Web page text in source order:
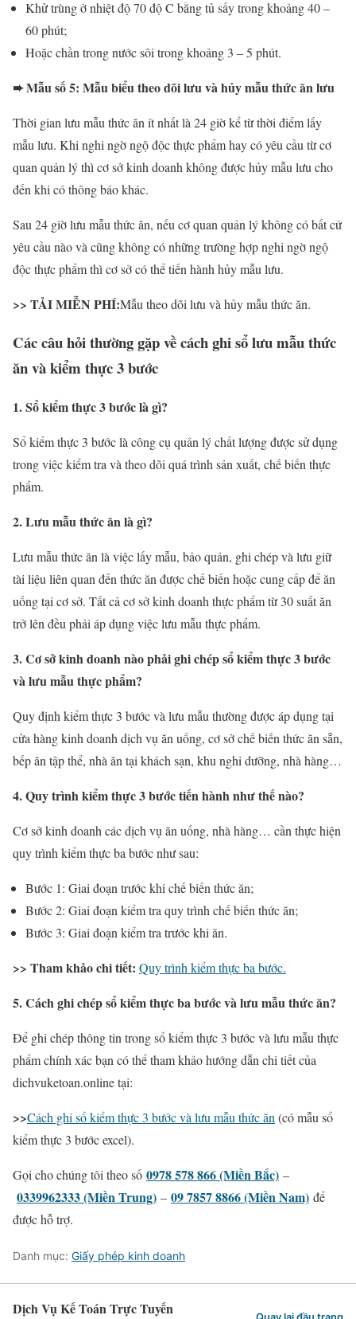
Khử trùng ở nhiệt độ 70 độ C bằng tủ sấy trong khoảng 40 –
60 phút;
Hoặc chần trong nước sôi trong khoảng 3 – 5 phút.
➨ Mẫu số 5: Mẫu biểu theo dõi lưu và hủy mẫu thức ăn lưu
Thời gian lưu mẫu thức ăn ít nhất là 24 giờ kể từ thời điểm lấy
mẫu lưu. Khi nghi ngờ ngộ độc thực phẩm hay có yêu cầu từ cơ
quan quản lý thì cơ sở kinh doanh không được hủy mẫu lưu cho
đến khi có thông báo khác.
Sau 24 giờ lưu mẫu thức ăn, nếu cơ quan quản lý không có bất cứ
yêu cầu nào và cũng không có những trường hợp nghi ngờ ngộ
độc thực phẩm thì cơ sở có thể tiến hành hủy mẫu lưu.
>> TẢI MIỄN PHÍ:Mẫu theo dõi lưu và hủy mẫu thức ăn.
Các câu hỏi thường gặp về cách ghi sổ lưu mẫu thức
ăn và kiểm thực 3 bước
1. Sổ kiểm thực 3 bước là gì?
Sổ kiểm thực 3 bước là công cụ quản lý chất lượng được sử dụng
trong việc kiểm tra và theo dõi quá trình sản xuất, chế biến thực
phẩm.
2. Lưu mẫu thức ăn là gì?
Lưu mẫu thức ăn là việc lấy mẫu, bảo quản, ghi chép và lưu giữ
tài liệu liên quan đến thức ăn được chế biến hoặc cung cấp để ăn
uống tại cơ sở. Tất cả cơ sở kinh doanh thực phẩm từ 30 suất ăn
trở lên đều phải áp dụng việc lưu mẫu thực phẩm.
3. Cơ sở kinh doanh nào phải ghi chép sổ kiểm thực 3 bước
và lưu mẫu thực phẩm?
Quy định kiểm thực 3 bước và lưu mẫu thường được áp dụng tại
cửa hàng kinh doanh dịch vụ ăn uống, cơ sở chế biến thức ăn sẵn,
bếp ăn tập thể, nhà ăn tại khách sạn, khu nghỉ dưỡng, nhà hàng…
4. Quy trình kiểm thực 3 bước tiến hành như thế nào?
Cơ sở kinh doanh các dịch vụ ăn uống, nhà hàng… cần thực hiện
quy trình kiểm thực ba bước như sau:
Bước 1: Giai đoạn trước khi chế biến thức ăn;
Bước 2: Giai đoạn kiểm tra quy trình chế biến thức ăn;
Bước 3: Giai đoạn kiểm tra trước khi ăn.
>> Tham khảo chi tiết: Quy trình kiểm thực ba bước.
5. Cách ghi chép sổ kiểm thực ba bước và lưu mẫu thức ăn?
Để ghi chép thông tin trong sổ kiểm thực 3 bước và lưu mẫu thực
phẩm chính xác bạn có thể tham khảo hướng dẫn chi tiết của
dichvuketoan.online tại:
>>Cách ghi sổ kiểm thực 3 bước và lưu mẫu thức ăn (có mẫu sổ
kiểm thực 3 bước excel).
Gọi cho chúng tôi theo số 0978 578 866 (Miền Bắc) –
0339962333 (Miền Trung) – 09 7857 8866 (Miền Nam) để
được hỗ trợ.
Danh mục: Giấy phép kinh doanh
Dịch Vụ Kế Toán Trực Tuyến